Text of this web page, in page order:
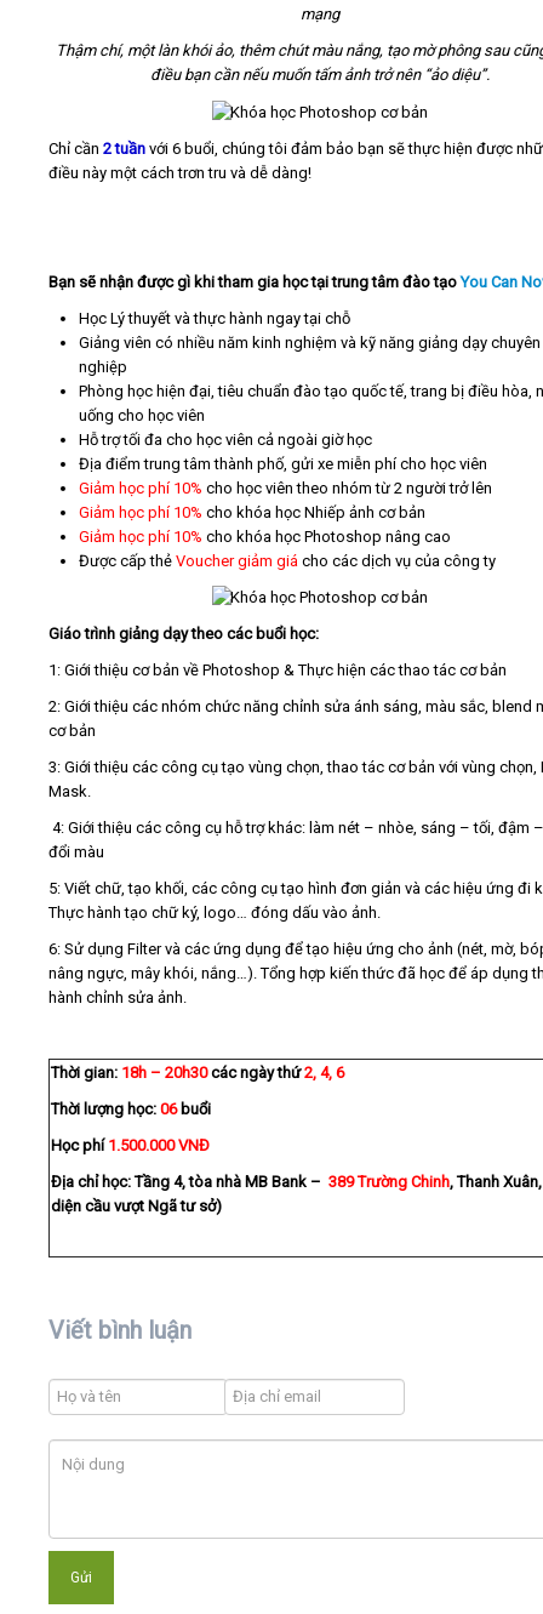
mạng
Thậm chí, một làn khói ảo, thêm chút màu nắng, tạo mờ phông sau
điều bạn cần nếu muốn tấm ảnh trở nên “ảo diệu”.
Chỉ cần 2 tuần với 6 buổi, chúng tôi đảm bảo bạn sẽ thực hiện được
điều này một cách trơn tru và dễ dàng!
Bạn sẽ nhận được gì khi tham gia học tại trung tâm đào tạoYou Can
Học Lý thuyết và thực hành ngay tại chỗ
Giảng viên có nhiều năm kinh nghiệm và kỹ năng giảng dạy chuyên
nghiệp
Phòng học hiện đại, tiêu chuẩn đào tạo quốc tế, trang bị điều hòa,
uống cho học viên
Hỗ trợ tối đa cho học viên cả ngoài giờ học
Địa điểm trung tâm thành phố, gửi xe miễn phí cho học viên
Giảm học phí 10% cho học viên theo nhóm từ 2 người trở lên
Giảm học phí 10% cho khóa học Nhiếp ảnh cơ bản
Giảm học phí 10% cho khóa học Photoshop nâng cao
Được cấp thẻ Voucher giảm giá cho các dịch vụ của công ty
Giáo trình giảng dạy theo các buổi học:
1: Giới thiệu cơ bản về Photoshop & Thực hiện các thao tác cơ bản
2: Giới thiệu các nhóm chức năng chỉnh sửa ánh sáng, màu sắc, blend
cơ bản
3: Giới thiệu các công cụ tạo vùng chọn, thao tác cơ bản với vùng chọn,
Mask.
4: Giới thiệu các công cụ hỗ trợ khác: làm nét – nhòe, sáng – tối, đậm
đổi màu
5: Viết chữ, tạo khối, các công cụ tạo hình đơn giản và các hiệu ứng đi
Thực hành tạo chữ ký, logo… đóng dấu vào ảnh.
6: Sử dụng Filter và các ứng dụng để tạo hiệu ứng cho ảnh (nét, mờ,
nâng ngực, mây khói, nắng…). Tổng hợp kiến thức đã học để áp dụng
hành chỉnh sửa ảnh.
Thời gian: 18h – 20h30các ngày thứ2, 4, 6
Thời lượng học: 06buổi
Học phí1.500.000 VNĐ
Địa chỉ học: Tầng 4, tòa nhà MB Bank – 389 Trường Chinh, Thanh
diện cầu vượt Ngã tư sở)
Viết bình luận